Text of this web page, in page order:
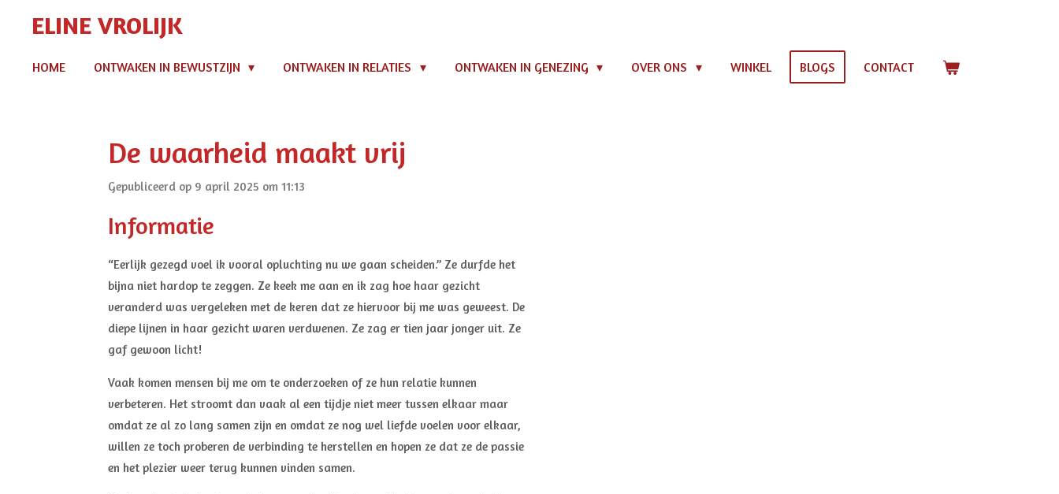
ELINE VROLIJK
HOME ONTWAKEN IN BEWUSTZIJN ONTWAKEN IN RELATIES ONTWAKEN IN GENEZING OVER ONS WINKEL BLOGS CONTACT
De waarheid maakt vrij
Gepubliceerd op 9 april 2025 om 11:13
Informatie
“Eerlijk gezegd voel ik vooral opluchting nu we gaan scheiden.” Ze durfde het
bijna niet hardop te zeggen. Ze keek me aan en ik zag hoe haar gezicht
veranderd was vergeleken met de keren dat ze hiervoor bij me was geweest. De
diepe lijnen in haar gezicht waren verdwenen. Ze zag er tien jaar jonger uit. Ze
gaf gewoon licht!
Vaak komen mensen bij me om te onderzoeken of ze hun relatie kunnen
verbeteren. Het stroomt dan vaak al een tijdje niet meer tussen elkaar maar
omdat ze al zo lang samen zijn en omdat ze nog wel liefde voelen voor elkaar,
willen ze toch proberen de verbinding te herstellen en hopen ze dat ze de passie
en het plezier weer terug kunnen vinden samen.